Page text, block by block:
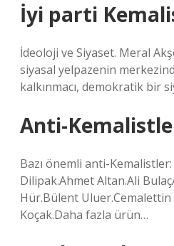
İyi parti
İdeoloji ve Siyaset. Meral
siyasal yelpazenin
kalkınmacı, demokratik bir
Anti-
Bazı önemli anti-
Dilipak.Ahmet Altan.Ali
Hür.Bülent Uluer.Cemalettin
Koçak.Daha fazla ürün…